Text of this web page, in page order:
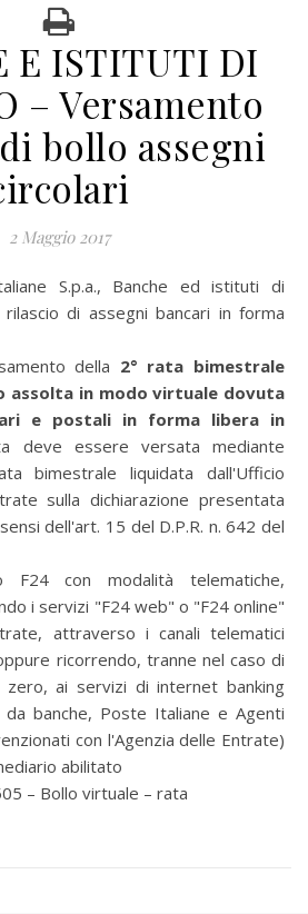
E ISTITUTI DI
– Versamento
bollo assegni
2 Maggio 2017
S.p.a., Banche ed istituti di
di assegni bancari in forma
della 2° rata bimestrale
assolta in modo virtuale dovuta
e postali in forma libera in
deve essere versata mediante
bimestrale liquidata dall'Ufficio
sulla dichiarazione presentata
dell'art. 15 del D.P.R. n. 642 del
F24 con modalità telematiche,
i servizi "F24 web" o "F24 online"
attraverso i canali telematici
ricorrendo, tranne nel caso di
ai servizi di internet banking
banche, Poste Italiane e Agenti
con l'Agenzia delle Entrate)
abilitato
– Bollo virtuale – rata